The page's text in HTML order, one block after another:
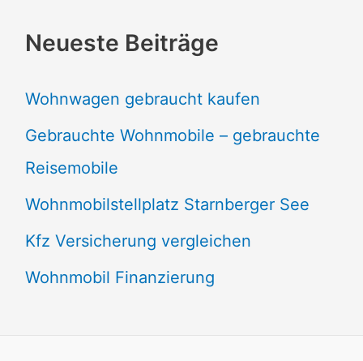
Neueste Beiträge
Wohnwagen gebraucht kaufen
Gebrauchte Wohnmobile – gebrauchte
Reisemobile
Wohnmobilstellplatz Starnberger See
Kfz Versicherung vergleichen
Wohnmobil Finanzierung